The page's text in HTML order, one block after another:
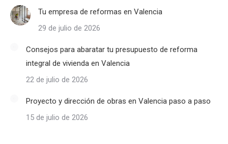
Tu empresa de reformas en Valencia
29 de julio de 2026
Consejos para abaratar tu presupuesto de reforma
integral de vivienda en Valencia
22 de julio de 2026
Proyecto y dirección de obras en Valencia paso a paso
15 de julio de 2026